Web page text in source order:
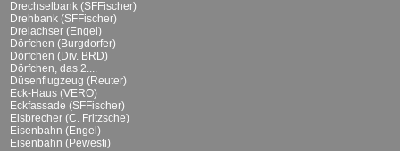
Drechselbank (SFFischer)
Drehbank (SFFischer)
Dreiachser (Engel)
Dörfchen (Burgdorfer)
Dörfchen (Div. BRD)
Dörfchen, das 2....
Düsenflugzeug (Reuter)
Eck-Haus (VERO)
Eckfassade (SFFischer)
Eisbrecher (C. Fritzsche)
Eisenbahn (Engel)
Eisenbahn (Pewesti)